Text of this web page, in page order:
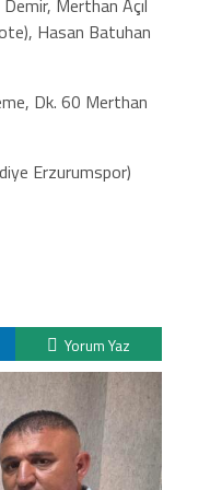
Merthan Açıl
Hasan Batuhan
Dk. 60 Merthan
Erzurumspor)
Yorum Yaz